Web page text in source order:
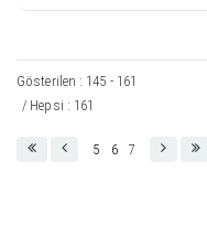
Gösterilen : 145 - 161
/ Hepsi : 161
5 6 7